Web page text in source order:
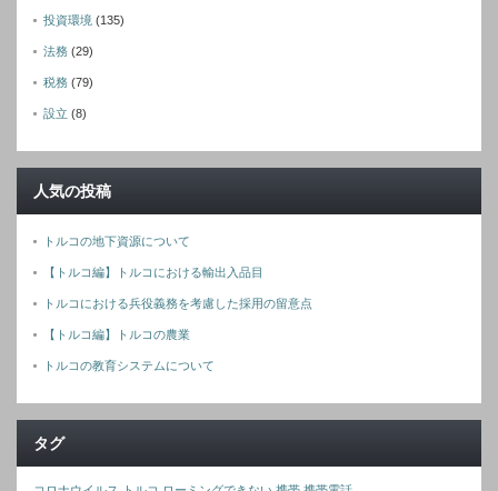
投資環境 (135)
法務 (29)
税務 (79)
設立 (8)
人気の投稿
トルコの地下資源について
【トルコ編】トルコにおける輸出入品目
トルコにおける兵役義務を考慮した採用の留意点
【トルコ編】トルコの農業
トルコの教育システムについて
タグ